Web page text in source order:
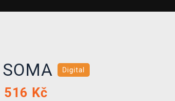
SOMA Digital
516 Kč